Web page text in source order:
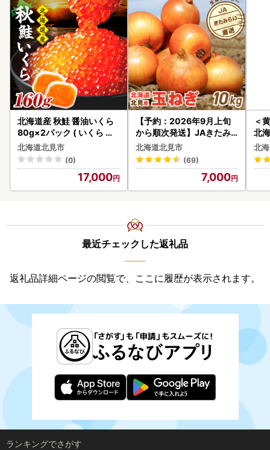
北海道産 秋鮭 醤油いくら
80g×2パック ( いくら イ
クラ 魚卵 鮭 サケ さけ 鮭い
くら 醤油漬け パック 北海
道産 ふるさと納税 秋鮭 )【
北海道北見市
(0)
17,000
【予約：2026年9月上旬
から順次発送】JAきたみ
らい産 玉ねぎ Lサイズ 10k
g ( タマネギ たまねぎ 野菜
)【210-0003-2026】
北海道北見市
(69)
7,000
＜
北
北
最近チェックした返礼品
返礼品詳細ページの閲覧で、ここに履歴が表示されます。
ランキングでさがす